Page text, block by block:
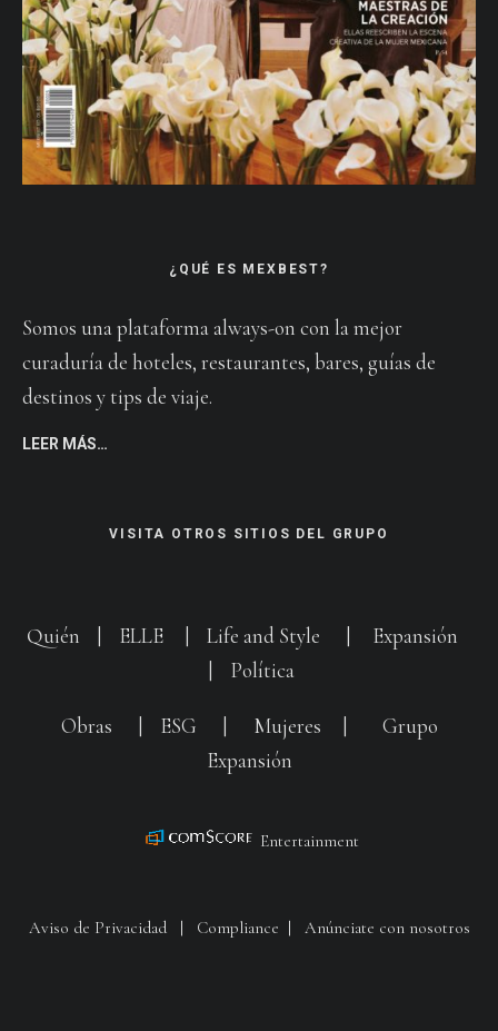
¿QUÉ ES MEXBEST?
Somos una plataforma always-on con la mejor
curaduría de hoteles, restaurantes, bares, guías de
destinos y tips de viaje.
LEER MÁS…
VISITA OTROS SITIOS DEL GRUPO
Quién ELLE Life and Style
Expansión
Política
Obras ESG Mujeres
Grupo
Expansión
Entertainment
Aviso de Privacidad| Compliance | Anúnciate con nosotros